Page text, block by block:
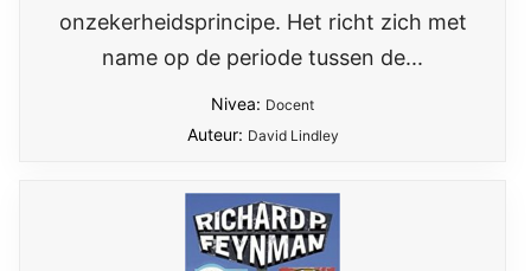
onzekerheidsprincipe. Het richt zich met
name op de periode tussen de...
Nivea: Docent
Auteur: David Lindley